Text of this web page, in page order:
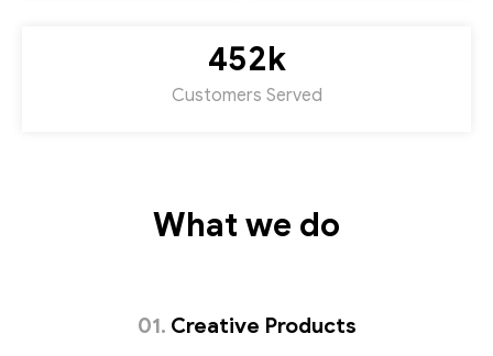
Customers Served
452k
What we do
01. Creative Products